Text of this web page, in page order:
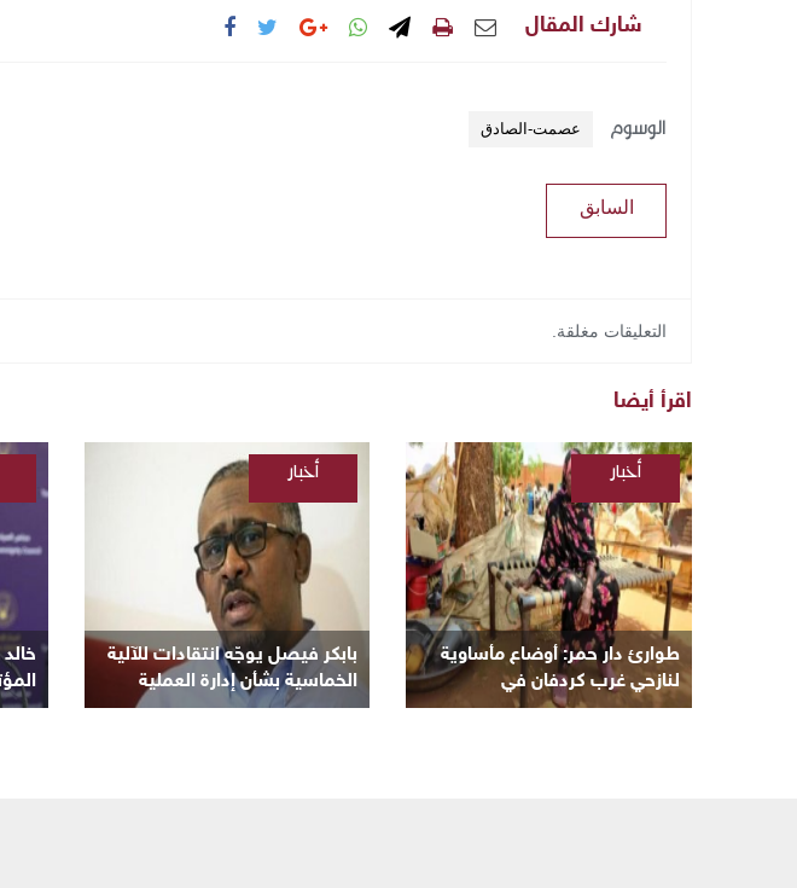
شارك المقال
الوسوم عصمت-الصادق
السابق
التعليقات مغلقة.
اقرأ أيضا
طوارئ دار حمر: أوضاع مأساوية
لنازحي غرب كردفان في
معسكرات الأبيض
أخبار
/
السودانية
بابكر فيصل يوجّه انتقادات للآلية
الخماسية بشأن إدارة العملية
السياسية
أخبار
/
السودانية